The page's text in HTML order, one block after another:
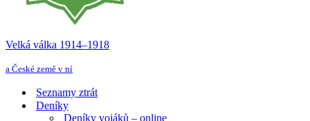
Velká válka 1914–⁠⁠⁠⁠⁠⁠1918
a České země v ní
Seznamy ztrát
Deníky
Deníky vojáků – online